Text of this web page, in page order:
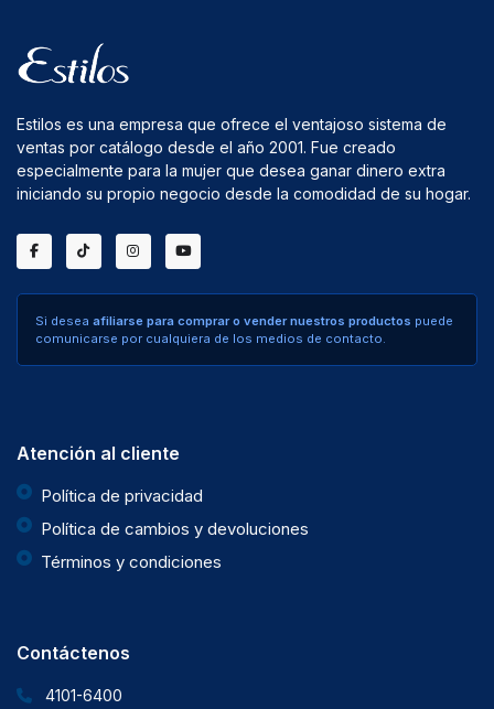
Estilos es una empresa que ofrece el ventajoso sistema de
ventas por catálogo desde el año 2001. Fue creado
especialmente para la mujer que desea ganar dinero extra
iniciando su propio negocio desde la comodidad de su hogar.
Si desea afiliarse para comprar o vender nuestros productos puede
comunicarse por cualquiera de los medios de contacto.
Atención al cliente
Política de privacidad
Política de cambios y devoluciones
Términos y condiciones
Contáctenos
4101-6400